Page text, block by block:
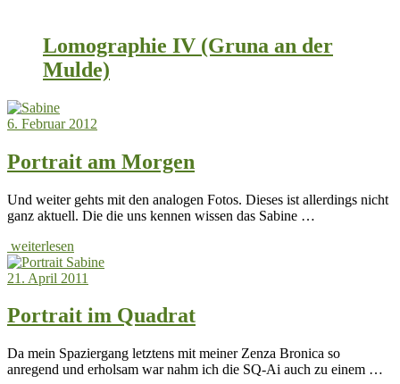
Lomographie IV (Gruna an der
Mulde)
6. Februar 2012
Portrait am Morgen
Und weiter gehts mit den analogen Fotos. Dieses ist allerdings nicht
ganz aktuell. Die die uns kennen wissen das Sabine …
weiterlesen
21. April 2011
Portrait im Quadrat
Da mein Spaziergang letztens mit meiner Zenza Bronica so
anregend und erholsam war nahm ich die SQ-Ai auch zu einem …